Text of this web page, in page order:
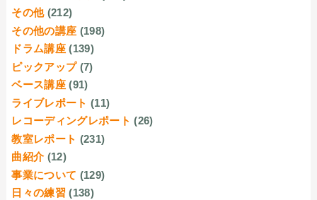
その他 (212)
その他の講座 (198)
ドラム講座 (139)
ピックアップ (7)
ベース講座 (91)
ライブレポート (11)
レコーディングレポート (26)
教室レポート (231)
曲紹介 (12)
事業について (129)
日々の練習 (138)